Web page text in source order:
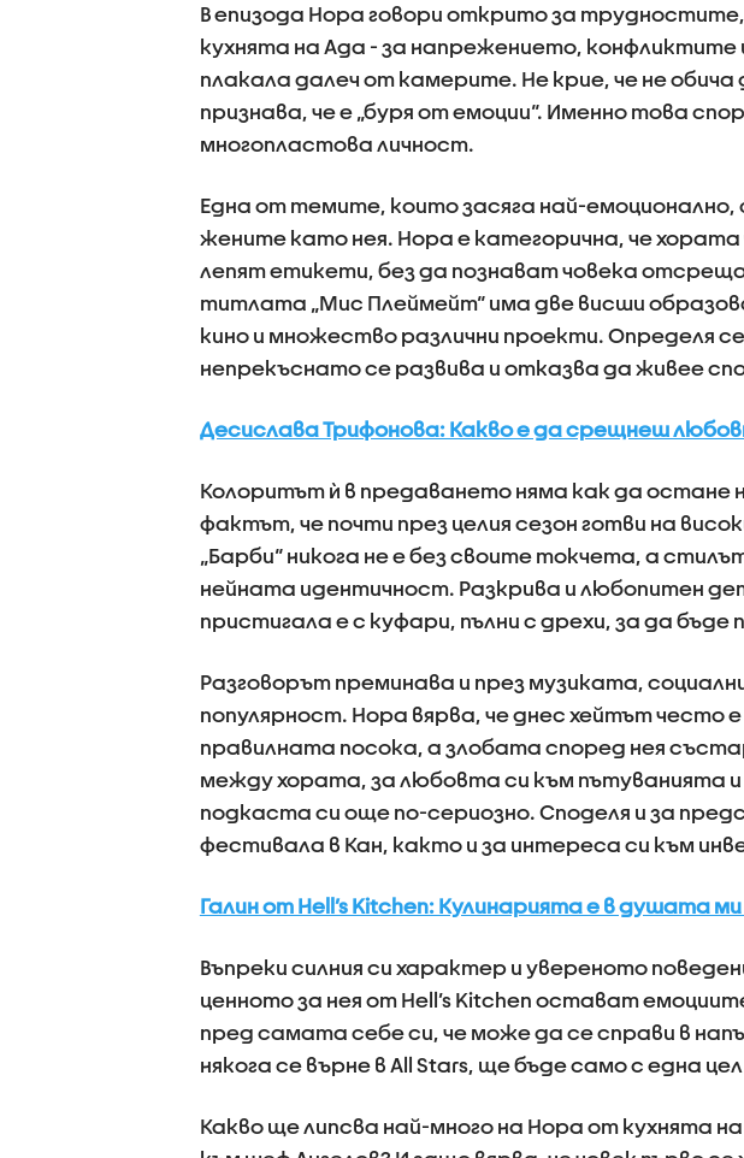
В епизода Нора говори открито за
кухнята на Ада - за напрежението,
плакала далеч от камерите. Не крие, че не
признава, че е „буря от емоции“. Именно това
многопластова личност.
Една от темите, които засяга най-
жените като нея. Нора е категорична, че хората
лепят етикети, без да познават човека
титлата „Мис Плеймейт“ има две висши
кино и множество различни проекти. Определя
непрекъснато се развива и отказва да живее
Десислава Трифонова: Какво е да срещнеш
Колоритът ѝ в предаването няма как да остане
фактът, че почти през целия сезон готви на
„Барби“ никога не е без своите токчета, а
нейната идентичност. Разкрива и любопитен
пристигала е с куфари, пълни с дрехи, за да бъде
Разговорът преминава и през музиката,
популярност. Нора вярва, че днес хейтът често е
правилната посока, а злобата според нея
между хората, за любовта си към пътуванията и
подкаста си още по-сериозно. Споделя и за
фестивала в Кан, както и за интереса си към
Галин от Hell’s Kitchen: Кулинарията е в душата
Въпреки силния си характер и увереното
ценното за нея от Hell’s Kitchen остават
пред самата себе си, че може да се справи в
някога се върне в All Stars, ще бъде само с една
Какво ще липсва най-много на Нора от кухнята